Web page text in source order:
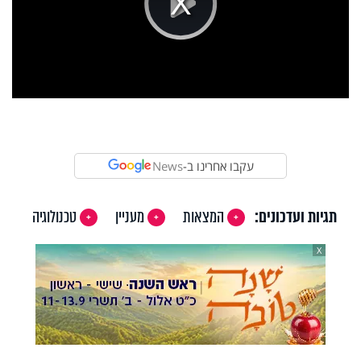
Play
עקבו אחרינו ב-News
תגיות ועדכונים: המצאות מעניין טכנולוגיה
X